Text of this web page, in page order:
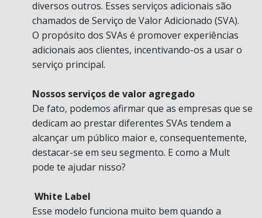
diversos outros. Esses serviços adicionais são
chamados de Serviço de Valor Adicionado (SVA).
O propósito dos SVAs é promover experiências
adicionais aos clientes, incentivando-os a usar o
serviço principal.
Nossos serviços de valor agregado
De fato, podemos afirmar que as empresas que se
dedicam ao prestar diferentes SVAs tendem a
alcançar um público maior e, consequentemente,
destacar-se em seu segmento. E como a Mult
pode te ajudar nisso?
White Label
Esse modelo funciona muito bem quando a